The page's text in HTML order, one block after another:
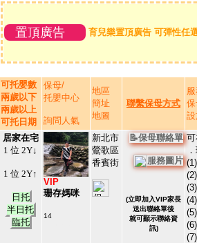
置頂廣告 育兒樂置頂廣告 可彈性任
可托嬰數
兩歲以下
兩歲以上
可托日期
保母/
托嬰中心
詢問人氣
地區
簡址
地圖
聯繫保母方式
居家在宅
1 位 2Y↓
1 位 2Y↑
日托
半日托
臨托
VIP
珊存媽咪
14
新北市
鶯歌區
香賓街
📝保母聯絡單
服務圖片
(立即加入VIP家長
送出聯絡單後
就可顯示聯絡資
訊)